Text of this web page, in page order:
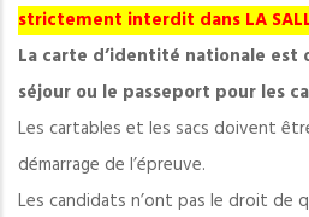
strictement interdit dans LA
La carte d’identité nationale est
séjour ou le passeport pour les
Les cartables et les sacs doivent
démarrage de l’épreuve.
Les candidats n’ont pas le droit de